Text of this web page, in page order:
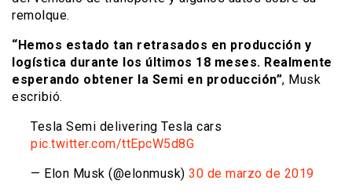
remolque.
“Hemos estado tan retrasados en producción y
logística durante los últimos 18 meses. Realmente
esperando obtener la Semi en producción”, Musk
escribió.
Tesla Semi delivering Tesla cars
pic.twitter.com/ttEpcW5d8G
— Elon Musk (@elonmusk) 30 de marzo de 2019